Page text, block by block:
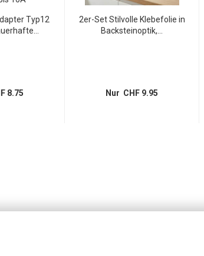
Typ12
8.75
2er-Set Stilvolle Klebefolie in
Backsteinoptik,...
Nur CHF 9.95